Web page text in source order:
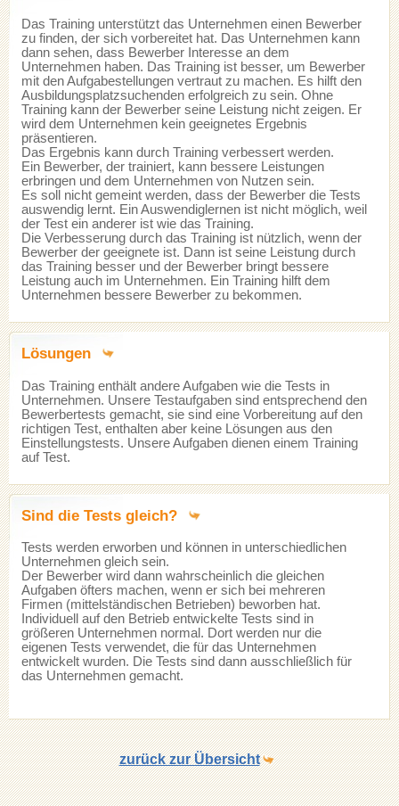
Das Training unterstützt das Unternehmen einen Bewerber
zu finden, der sich vorbereitet hat. Das Unternehmen kann
dann sehen, dass Bewerber Interesse an dem
Unternehmen haben. Das Training ist besser, um Bewerber
mit den Aufgabestellungen vertraut zu machen. Es hilft den
Ausbildungsplatzsuchenden erfolgreich zu sein. Ohne
Training kann der Bewerber seine Leistung nicht zeigen. Er
wird dem Unternehmen kein geeignetes Ergebnis
präsentieren.
Das Ergebnis kann durch Training verbessert werden.
Ein Bewerber, der trainiert, kann bessere Leistungen
erbringen und dem Unternehmen von Nutzen sein.
Es soll nicht gemeint werden, dass der Bewerber die Tests
auswendig lernt. Ein Auswendiglernen ist nicht möglich, weil
der Test ein anderer ist wie das Training.
Die Verbesserung durch das Training ist nützlich, wenn der
Bewerber der geeignete ist. Dann ist seine Leistung durch
das Training besser und der Bewerber bringt bessere
Leistung auch im Unternehmen. Ein Training hilft dem
Unternehmen bessere Bewerber zu bekommen.
Lösungen
Das Training enthält andere Aufgaben wie die Tests in
Unternehmen. Unsere Testaufgaben sind entsprechend den
Bewerbertests gemacht, sie sind eine Vorbereitung auf den
richtigen Test, enthalten aber keine Lösungen aus den
Einstellungstests. Unsere Aufgaben dienen einem Training
auf Test.
Sind die Tests gleich?
Tests werden erworben und können in unterschiedlichen
Unternehmen gleich sein.
Der Bewerber wird dann wahrscheinlich die gleichen
Aufgaben öfters machen, wenn er sich bei mehreren
Firmen (mittelständischen Betrieben) beworben hat.
Individuell auf den Betrieb entwickelte Tests sind in
größeren Unternehmen normal. Dort werden nur die
eigenen Tests verwendet, die für das Unternehmen
entwickelt wurden. Die Tests sind dann ausschließlich für
das Unternehmen gemacht.
zurück zur Übersicht